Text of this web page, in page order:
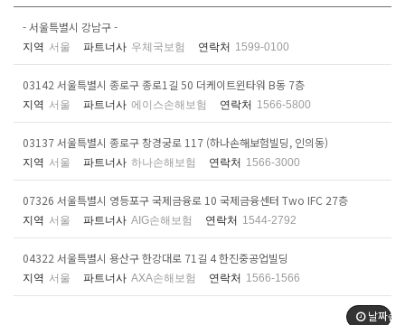
- 서울특별시 강남구 -
지역 서울 파트너사 우체국보험 연락처 1599-0100
03142 서울특별시 종로구 종로1길 50 더케이트윈타워 B동 7층
지역 서울 파트너사 에이스손해보험 연락처 1566-5800
03137 서울특별시 종로구 창경궁로 117 (하나손해보험빌딩, 인의동)
지역 서울 파트너사 하나손해보험 연락처 1566-3000
07326 서울특별시 영등포구 국제금융로 10 국제금융센터 Two IFC 27층
지역 서울 파트너사 AIG손해보험 연락처 1544-2792
04322 서울특별시 용산구 한강대로 71길 4 한진중공업빌딩
지역 서울 파트너사 AXA손해보험 연락처 1566-1566
날짜순